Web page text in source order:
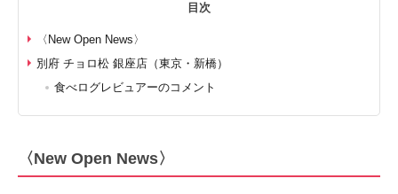
目次
〈New Open News〉
別府 チョロ松 銀座店（東京・新橋）
食べログレビュアーのコメント
〈New Open News〉